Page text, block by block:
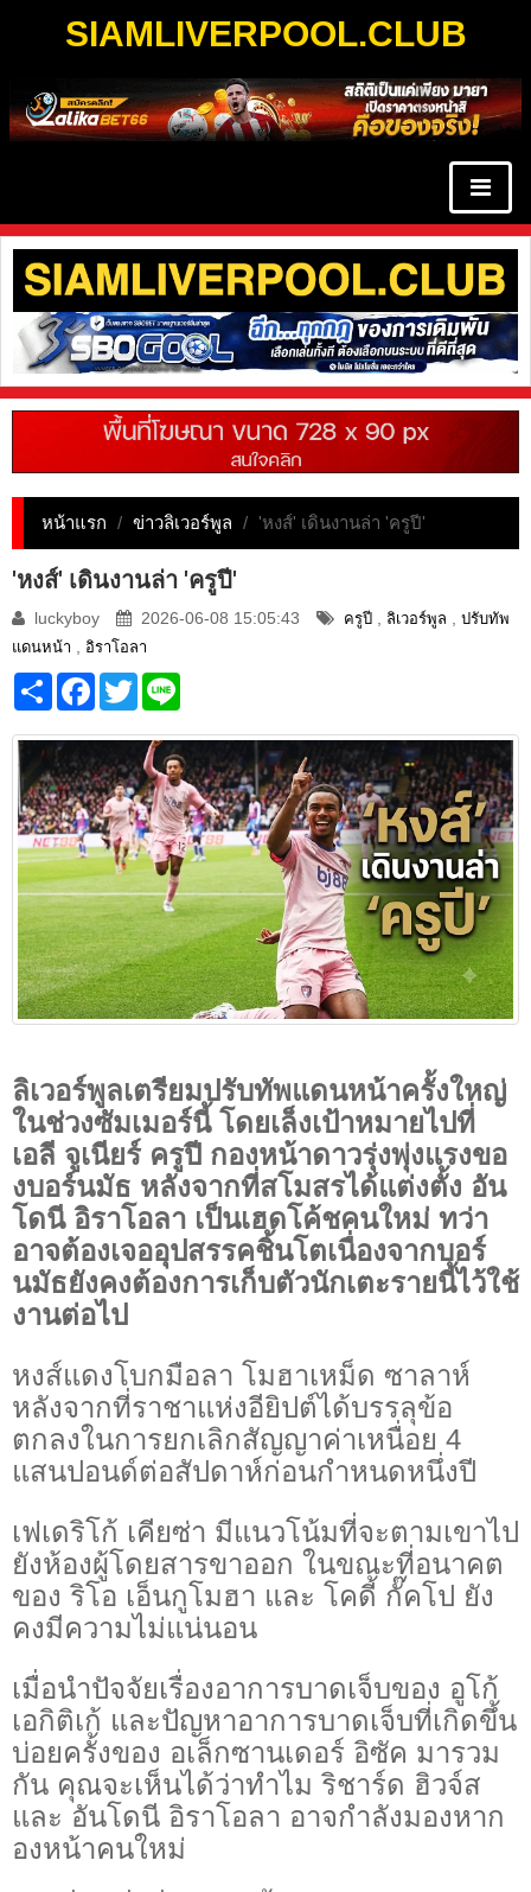
SIAMLIVERPOOL.CLUB
หน้าแรก / ข่าวลิเวอร์พูล / 'หงส์' เดินงานล่า 'ครูปี'
'หงส์' เดินงานล่า 'ครูปี'
luckyboy 2026-06-08 15:05:43 ครูปี , ลิเวอร์พูล , ปรับทัพ
แดนหน้า , อิราโอลา
Share Facebook
Twitter
ลิเวอร์พูลเตรียมปรับทัพแดนหน้าครั้งใหญ่
ในช่วงซัมเมอร์นี้ โดยเล็งเป้าหมายไปที่
เอลี จูเนียร์ ครูปี กองหน้าดาวรุ่งพุ่งแรงขอ
งบอร์นมัธ หลังจากที่สโมสรได้แต่งตั้ง อัน
โดนี อิราโอลา เป็นเฮดโค้ชคนใหม่ ทว่า
อาจต้องเจออุปสรรคชิ้นโตเนื่องจากบอร์
นมัธยังคงต้องการเก็บตัวนักเตะรายนี้ไว้ใช้
งานต่อไป
หงส์แดงโบกมือลา โมฮาเหม็ด ซาลาห์
หลังจากที่ราชาแห่งอียิปต์ได้บรรลุข้อ
ตกลงในการยกเลิกสัญญาค่าเหนื่อย 4
แสนปอนด์ต่อสัปดาห์ก่อนกำหนดหนึ่งปี
เฟเดริโก้ เคียซ่า มีแนวโน้มที่จะตามเขาไป
ยังห้องผู้โดยสารขาออก ในขณะที่อนาคต
ของ ริโอ เอ็นกูโมฮา และ โคดี้ กั๊คโป ยัง
คงมีความไม่แน่นอน
เมื่อนำปัจจัยเรื่องอาการบาดเจ็บของ อูโก้
เอกิติเก้ และปัญหาอาการบาดเจ็บที่เกิดขึ้น
บ่อยครั้งของ อเล็กซานเดอร์ อิซัค มารวม
กัน คุณจะเห็นได้ว่าทำไม ริชาร์ด ฮิวจ์ส
และ อันโดนี อิราโอลา อาจกำลังมองหาก
องหน้าคนใหม่